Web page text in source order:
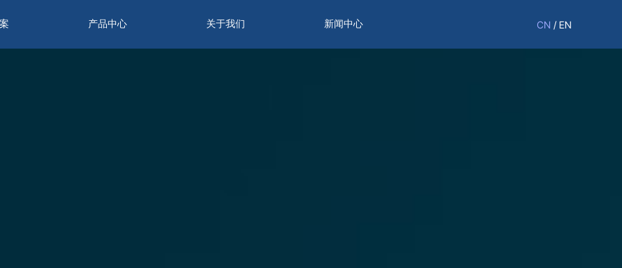
产品中心 关于我们 新闻中心 CN / EN